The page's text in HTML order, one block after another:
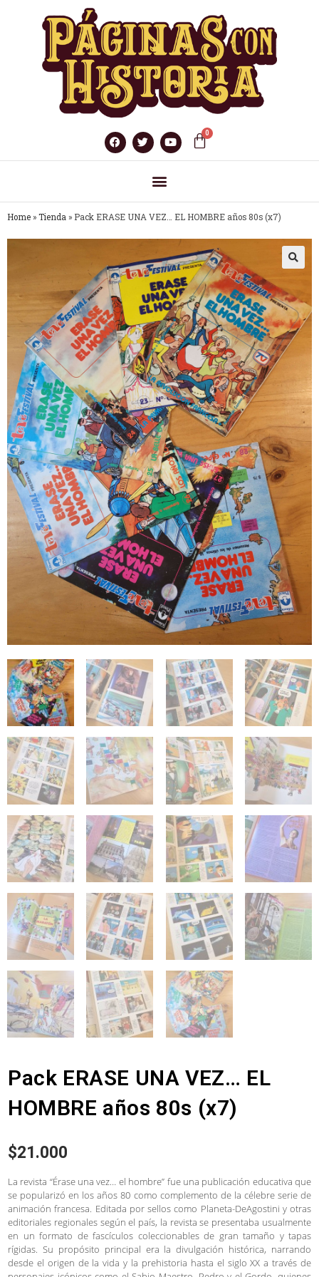
Home » Tienda » Pack ERASE UNA VEZ… EL HOMBRE años 80s (x7)
Pack ERASE UNA VEZ… EL
HOMBRE años 80s (x7)
$21.000
La revista “Érase una vez… el hombre” fue una publicación educativa que
se popularizó en los años 80 como complemento de la célebre serie de
animación francesa. Editada por sellos como Planeta-DeAgostini y otras
editoriales regionales según el país, la revista se presentaba usualmente
en un formato de fascículos coleccionables de gran tamaño y tapas
rígidas. Su propósito principal era la divulgación histórica, narrando
desde el origen de la vida y la prehistoria hasta el siglo XX a través de